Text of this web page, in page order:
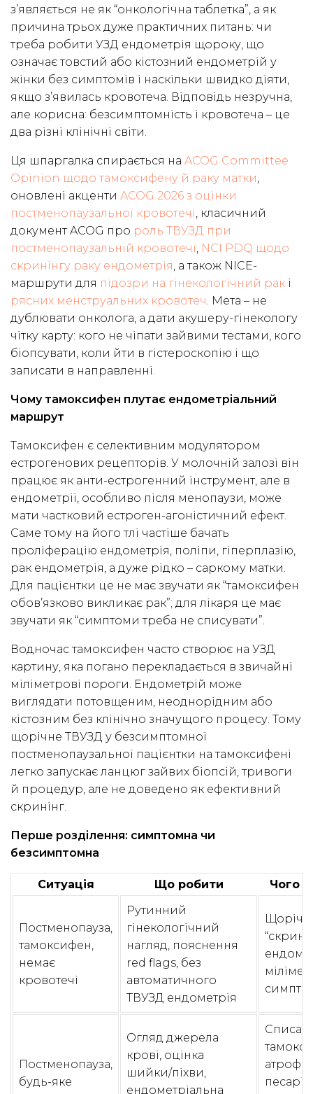
з’являється не як “онкологічна таблетка”, а як
причина трьох дуже практичних питань: чи
треба робити УЗД ендометрія щороку, що
означає товстий або кістозний ендометрій у
жінки без симптомів і наскільки швидко діяти,
якщо з’явилась кровотеча. Відповідь незручна,
але корисна: безсимптомність і кровотеча – це
два різні клінічні світи.
Ця шпаргалка спирається на ACOG Committee
Opinion щодо тамоксифену й раку матки,
оновлені акценти ACOG 2026 з оцінки
постменопаузальної кровотечі, класичний
документ ACOG про роль ТВУЗД при
постменопаузальній кровотечі, NCI PDQ щодо
скринінгу раку ендометрія, а також NICE-
маршрути для підозри на гінекологічний рак і
рясних менструальних кровотеч. Мета – не
дублювати онколога, а дати акушеру-гінекологу
чітку карту: кого не чіпати зайвими тестами, кого
біопсувати, коли йти в гістероскопію і що
записати в направленні.
Чому тамоксифен плутає ендометріальний
маршрут
Тамоксифен є селективним модулятором
естрогенових рецепторів. У молочній залозі він
працює як анти-естрогенний інструмент, але в
ендометрії, особливо після менопаузи, може
мати частковий естроген-агоністичний ефект.
Саме тому на його тлі частіше бачать
проліферацію ендометрія, поліпи, гіперплазію,
рак ендометрія, а дуже рідко – саркому матки.
Для пацієнтки це не має звучати як “тамоксифен
обов’язково викликає рак”; для лікаря це має
звучати як “симптоми треба не списувати”.
Водночас тамоксифен часто створює на УЗД
картину, яка погано перекладається в звичайні
міліметрові пороги. Ендометрій може
виглядати потовщеним, неоднорідним або
кістозним без клінічно значущого процесу. Тому
щорічне ТВУЗД у безсимптомної
постменопаузальної пацієнтки на тамоксифені
легко запускає ланцюг зайвих біопсій, тривоги
й процедур, але не доведено як ефективний
скринінг.
Перше розділення: симптомна чи
безсимптомна
Ситуація Що робити Чого
Постменопауза,
тамоксифен,
немає
кровотечі
Рутинний
гінекологічний
нагляд, пояснення
red flags, без
автоматичного
ТВУЗД ендометрія
Постменопауза,
будь-яке
Огляд джерела
крові, оцінка
шийки/піхви,
ендометріальна